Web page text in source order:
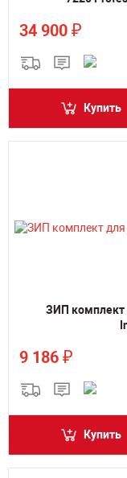
34 900 ₽
Купить
ЗИП комплект
9 186 ₽
Купить